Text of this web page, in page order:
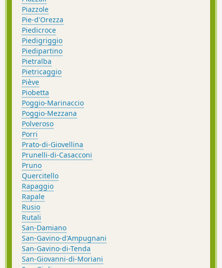
Piazzole
Pie-d'Orezza
Piedicroce
Piedigriggio
Piedipartino
Pietralba
Pietricaggio
Piève
Piobetta
Poggio-Marinaccio
Poggio-Mezzana
Polveroso
Porri
Prato-di-Giovellina
Prunelli-di-Casacconi
Pruno
Quercitello
Rapaggio
Rapale
Rusio
Rutali
San-Damiano
San-Gavino-d'Ampugnani
San-Gavino-di-Tenda
San-Giovanni-di-Moriani